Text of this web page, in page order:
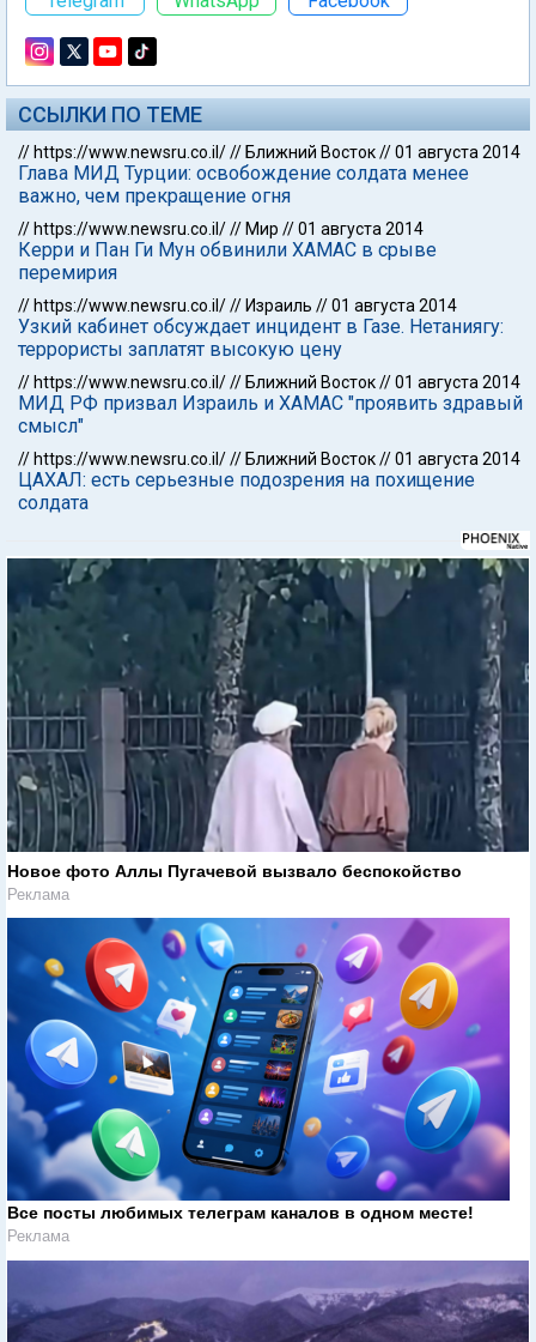
ССЫЛКИ ПО ТЕМЕ
// https://www.newsru.co.il/// Ближний Восток//01 августа 2014
Глава МИД Турции: освобождение солдата менее
важно, чем прекращение огня
// https://www.newsru.co.il/// Мир //01 августа 2014
Керри и Пан Ги Мун обвинили ХАМАС в срыве
перемирия
// https://www.newsru.co.il/// Израиль //01 августа 2014
Узкий кабинет обсуждает инцидент в Газе. Нетаниягу:
террористы заплатят высокую цену
// https://www.newsru.co.il/// Ближний Восток//01 августа 2014
МИД РФ призвал Израиль и ХАМАС "проявить здравый
смысл"
// https://www.newsru.co.il/// Ближний Восток//01 августа 2014
ЦАХАЛ: есть серьезные подозрения на похищение
солдата
Новое фото Аллы Пугачевой вызвало беспокойство
Реклама
Все посты любимых телеграм каналов в одном месте!
Реклама